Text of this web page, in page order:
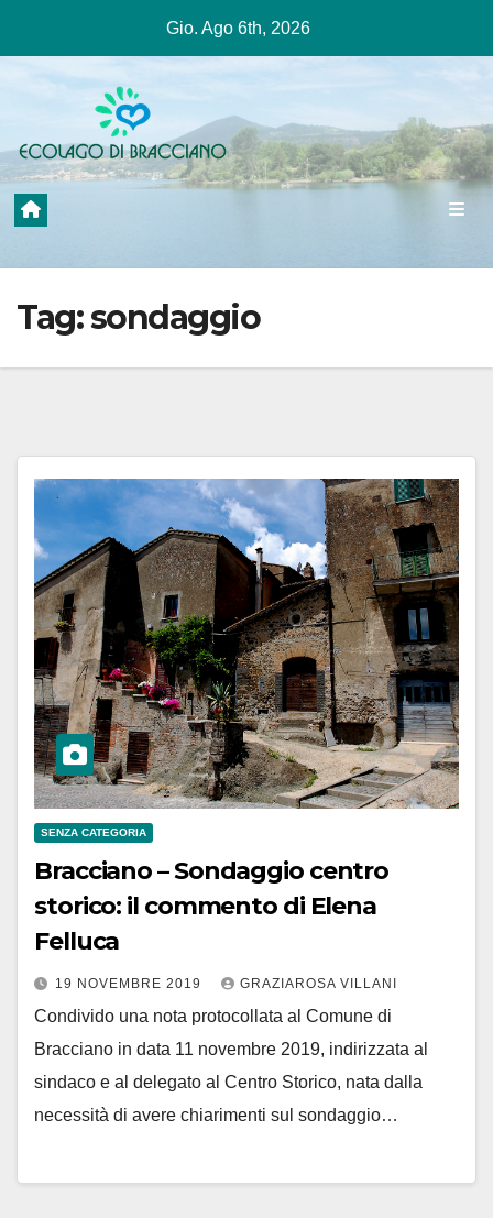
contenuto
Gio. Ago 6th, 2026
Tag:sondaggio
SENZA CATEGORIA
Bracciano – Sondaggio centro
storico: il commento di Elena
Felluca
19 NOVEMBRE 2019 GRAZIAROSA VILLANI
Condivido una nota protocollata al Comune di
Bracciano in data 11 novembre 2019, indirizzata al
sindaco e al delegato al Centro Storico, nata dalla
necessità di avere chiarimenti sul sondaggio…